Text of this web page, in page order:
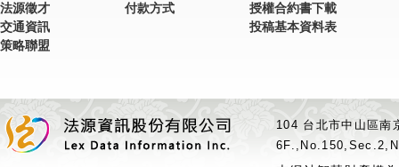
法源徵才
交通資訊
策略聯盟
付款方式
授權合約書下載
投稿基本資料表
104 台北市中山區